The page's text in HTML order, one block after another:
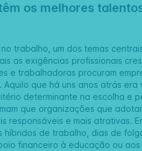
os melhores
trabalho, um dos temas
as exigências profissionais
e trabalhadoras procuram
que há uns anos atrás
determinante na escolha e
que organizações que
responsáveis e mais atrativas.
de trabalho, dias de
financeiro à educação ou aos